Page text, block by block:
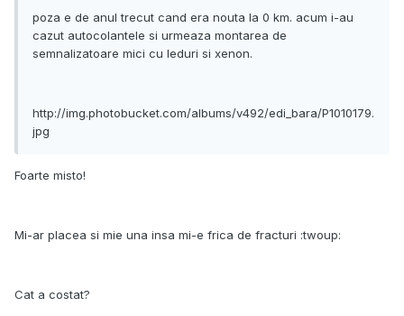
poza e de anul trecut cand era nouta la 0 km. acum i-au
cazut autocolantele si urmeaza montarea de
semnalizatoare mici cu leduri si xenon.
http://img.photobucket.com/albums/v492/edi_bara/P1010179.
jpg
Foarte misto!
Mi-ar placea si mie una insa mi-e frica de fracturi :twoup:
Cat a costat?